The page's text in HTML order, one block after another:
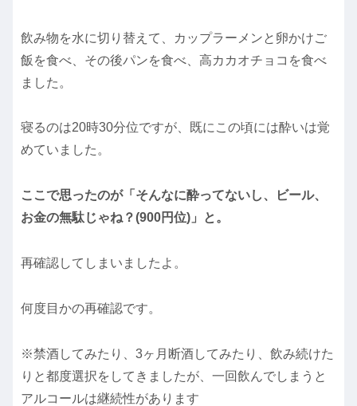
飲み物を水に切り替えて、カップラーメンと卵かけご
飯を食べ、その後パンを食べ、高カカオチョコを食べ
ました。
寝るのは20時30分位ですが、既にこの頃には酔いは覚
めていました。
ここで思ったのが「そんなに酔ってないし、ビール、
お金の無駄じゃね？(900円位)」と。
再確認してしまいましたよ。
何度目かの再確認です。
※禁酒してみたり、3ヶ月断酒してみたり、飲み続けた
りと都度選択をしてきましたが、一回飲んでしまうと
アルコールは継続性があります